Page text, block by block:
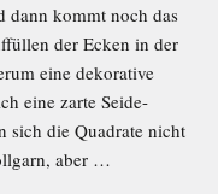
dann kommt noch das
der Ecken in der
eine dekorative
eine zarte Seide-
sich die Quadrate nicht
aber …